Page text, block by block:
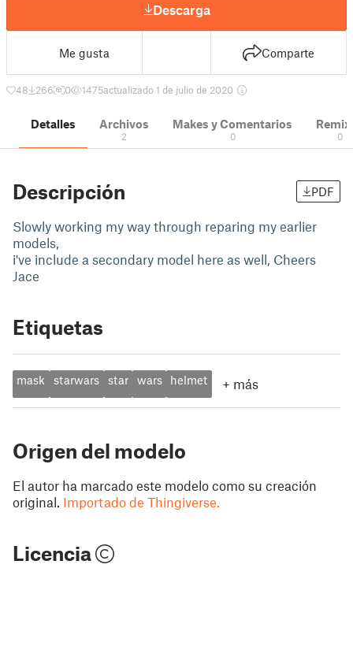
Descarga
Me gusta Comparte
48 266 0 1475actualizado 1 de julio de 2020
Detalles Archivos
2
Makes y Comentarios
0 0
Descripción PDF
Slowly working my way through reparing my earlier
models,
i've include a secondary model here as well, Cheers
Jace
Etiquetas
mask starwars star wars helmet + más
Origen del modelo
El autor ha marcado este modelo como su creación
original. Importado de Thingiverse.
Licencia